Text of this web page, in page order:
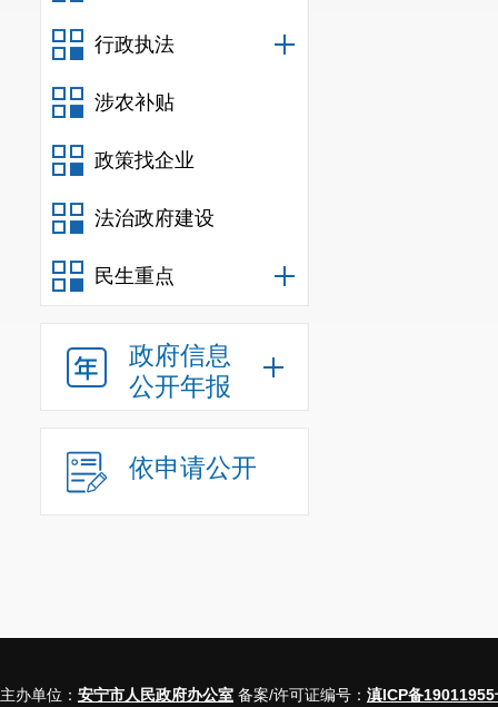
行政执法
涉农补贴
政策找企业
法治政府建设
民生重点
政府信息
公开年报
依申请公开
主办单位： 安宁市人民政府办公室 备案/许可证编号： 滇ICP备